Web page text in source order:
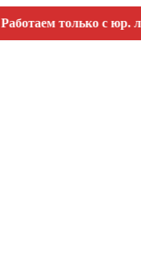
только с юр.